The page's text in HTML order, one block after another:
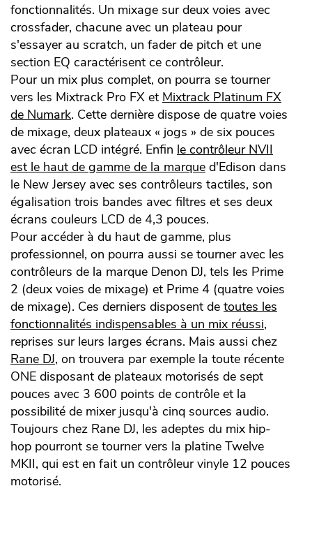
fonctionnalités. Un mixage sur deux voies avec
crossfader, chacune avec un plateau pour
s'essayer au scratch, un fader de pitch et une
section EQ caractérisent ce contrôleur.
Pour un mix plus complet, on pourra se tourner
vers les Mixtrack Pro FX et Mixtrack Platinum FX
de Numark. Cette dernière dispose de quatre voies
de mixage, deux plateaux « jogs » de six pouces
avec écran LCD intégré. Enfin le contrôleur NVII
est le haut de gamme de la marque d'Edison dans
le New Jersey avec ses contrôleurs tactiles, son
égalisation trois bandes avec filtres et ses deux
écrans couleurs LCD de 4,3 pouces.
Pour accéder à du haut de gamme, plus
professionnel, on pourra aussi se tourner avec les
contrôleurs de la marque Denon DJ, tels les Prime
2 (deux voies de mixage) et Prime 4 (quatre voies
de mixage). Ces derniers disposent de toutes les
fonctionnalités indispensables à un mix réussi,
reprises sur leurs larges écrans. Mais aussi chez
Rane DJ, on trouvera par exemple la toute récente
ONE disposant de plateaux motorisés de sept
pouces avec 3 600 points de contrôle et la
possibilité de mixer jusqu'à cinq sources audio.
Toujours chez Rane DJ, les adeptes du mix hip-
hop pourront se tourner vers la platine Twelve
MKII, qui est en fait un contrôleur vinyle 12 pouces
motorisé.